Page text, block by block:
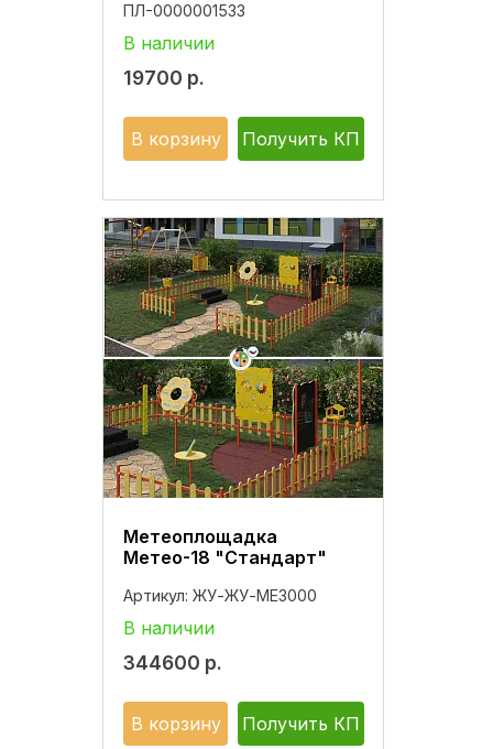
ПЛ-0000001533
В наличии
19700 р.
В корзину Получить КП
Метеоплощадка
Метео-18 "Стандарт"
Артикул: ЖУ-ЖУ-МЕ3000
В наличии
344600 р.
В корзину Получить КП